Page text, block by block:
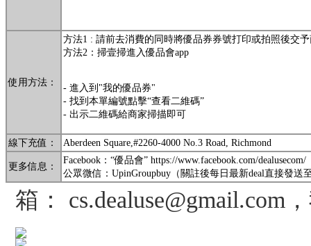
使用方法：
方法1 : 請前去消費的同時將優品券券號打印或拍照後交
方法2：掃壹掃進入優品會app
- 進入到"我的優品券"
- 找到本單編號點擊“查看二維碼”
- 出示二維碼給商家掃描即可
線下充值： Aberdeen Square,#2260-4000 No.3 Road, Richmond
更多信息 ：
Facebook：“優品會” https://www.facebook.com/dealusecom/
公眾微信：UpinGroupbuy（關註後每日最新deal直接發送
箱： cs.dealuse@gmail.com